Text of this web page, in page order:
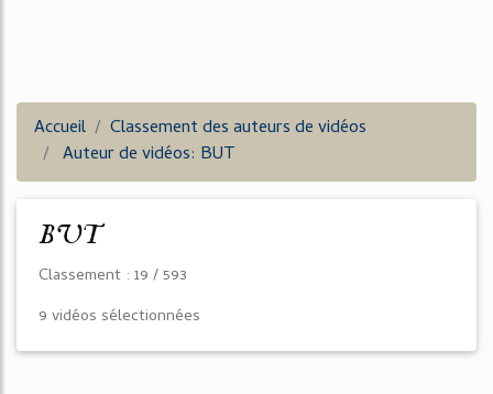
Accueil
Classement des auteurs de vidéos
Auteur de vidéos: BUT
BUT
Classement : 19 / 593
9 vidéos sélectionnées